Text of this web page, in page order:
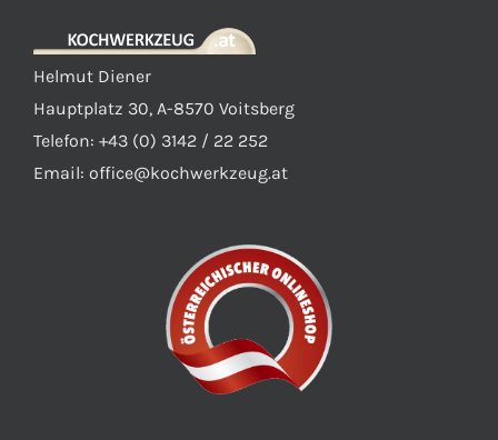
Helmut Diener
Hauptplatz 30, A-8570 Voitsberg
Telefon: +43 (0) 3142 / 22 252
Email: office@kochwerkzeug.at